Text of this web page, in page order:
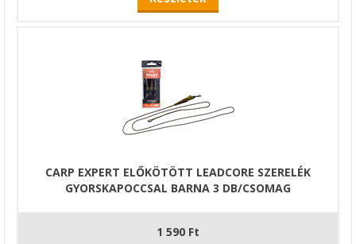
CARP EXPERT ELŐKÖTÖTT LEADCORE SZERELÉK
GYORSKAPOCCSAL BARNA 3 DB/CSOMAG
1 590 Ft